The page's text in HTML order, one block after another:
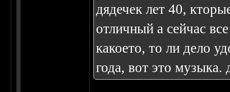
дядечек лет 40,
отличный а сейчас
какоето, то ли дело
года, вот это музыка.